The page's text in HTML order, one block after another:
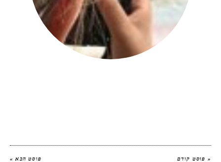
« פוסט קודם פוסט הבא »